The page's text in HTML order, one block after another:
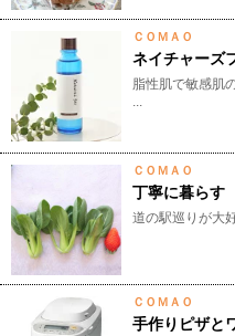
ＣＯＭＡＯ
ネイチャーズ
脂性肌で敏感肌
ＣＯＭＡＯ
丁寧に暮らす
道の駅巡りが大
ＣＯＭＡＯ
手作りピザと